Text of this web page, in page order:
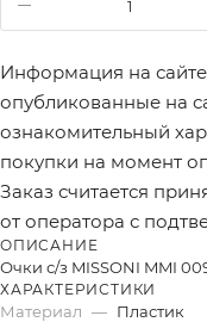
Информация на
опубликованные на
ознакомительный
покупки на момент
Заказ считается
от оператора с
ОПИСАНИЕ
Очки с/з MISSONI MMI
ХАРАКТЕРИСТИКИ
Материал — Пластик